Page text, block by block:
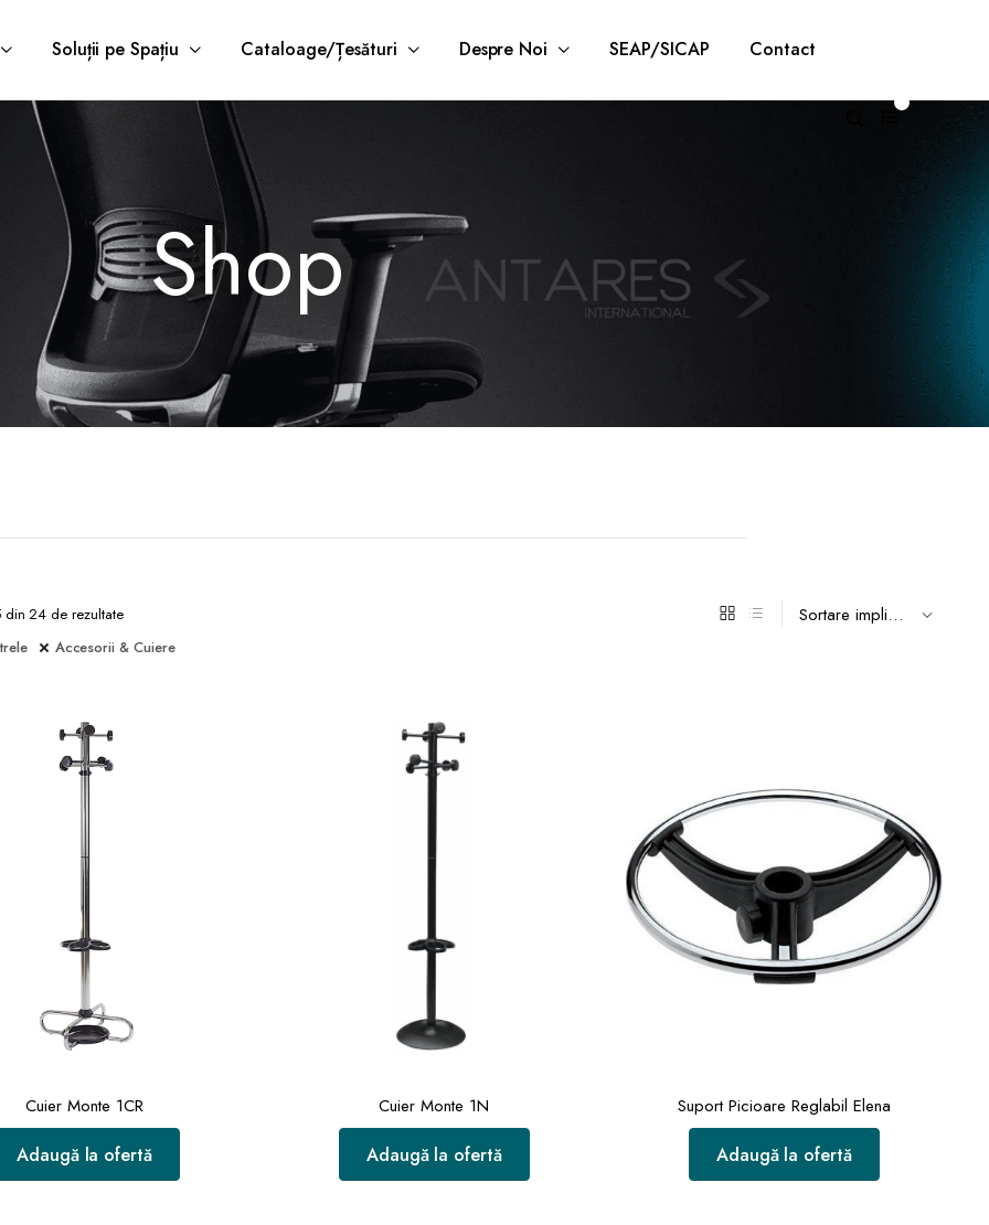
Soluții pe Spațiu Cataloage/Țesături Despre Noi SEAP/SICAP Contact
Shop
din 24 de rezultate
Accesorii & Cuiere
Cuier Monte 1CR
Adaugă la ofertă
Cuier Monte 1N
Adaugă la ofertă
Suport Picioare Reglabil Elena
Adaugă la ofertă